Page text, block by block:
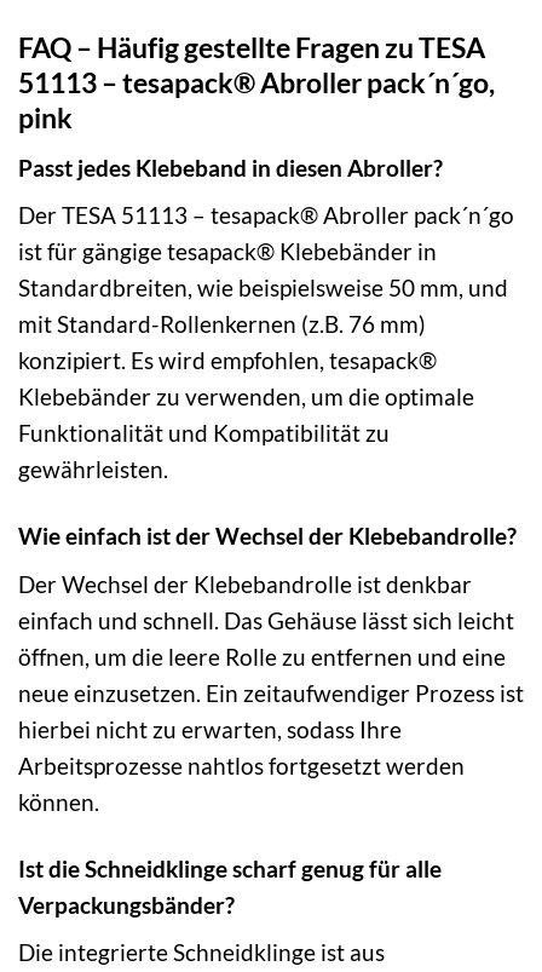
FAQ – Häufig gestellte Fragen zu TESA
51113 – tesapack® Abroller pack´n´go,
pink
Passt jedes Klebeband in diesen Abroller?
Der TESA 51113 – tesapack® Abroller pack´n´go
ist für gängige tesapack® Klebebänder in
Standardbreiten, wie beispielsweise 50 mm, und
mit Standard-Rollenkernen (z.B. 76 mm)
konzipiert. Es wird empfohlen, tesapack®
Klebebänder zu verwenden, um die optimale
Funktionalität und Kompatibilität zu
gewährleisten.
Wie einfach ist der Wechsel der Klebebandrolle?
Der Wechsel der Klebebandrolle ist denkbar
einfach und schnell. Das Gehäuse lässt sich leicht
öffnen, um die leere Rolle zu entfernen und eine
neue einzusetzen. Ein zeitaufwendiger Prozess ist
hierbei nicht zu erwarten, sodass Ihre
Arbeitsprozesse nahtlos fortgesetzt werden
können.
Ist die Schneidklinge scharf genug für alle
Verpackungsbänder?
Die integrierte Schneidklinge ist aus